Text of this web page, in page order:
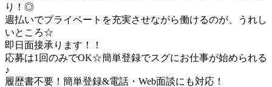
り！◎
週払いでプライベートを充実させながら働けるのが、うれし
いところ☆
即日面接承ります！！
応募は1回のみでOK☆簡単登録でスグにお仕事が始められる
♪
履歴書不要！簡単登録&電話・Web面談にも対応！